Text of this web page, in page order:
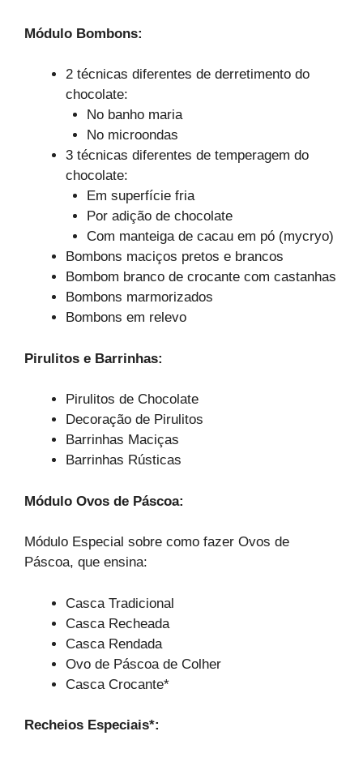
Módulo Bombons:
2 técnicas diferentes de derretimento do
chocolate:
No banho maria
No microondas
3 técnicas diferentes de temperagem do
chocolate:
Em superfície fria
Por adição de chocolate
Com manteiga de cacau em pó (mycryo)
Bombons maciços pretos e brancos
Bombom branco de crocante com castanhas
Bombons marmorizados
Bombons em relevo
Pirulitos e Barrinhas:
Pirulitos de Chocolate
Decoração de Pirulitos
Barrinhas Maciças
Barrinhas Rústicas
Módulo Ovos de Páscoa:
Módulo Especial sobre como fazer Ovos de
Páscoa, que ensina:
Casca Tradicional
Casca Recheada
Casca Rendada
Ovo de Páscoa de Colher
Casca Crocante*
Recheios Especiais*: